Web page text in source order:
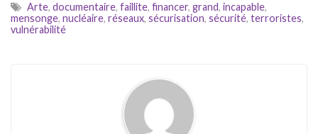
Arte, documentaire, faillite, financer, grand, incapable,
mensonge, nucléaire, réseaux, sécurisation, sécurité, terroristes,
vulnérabilité